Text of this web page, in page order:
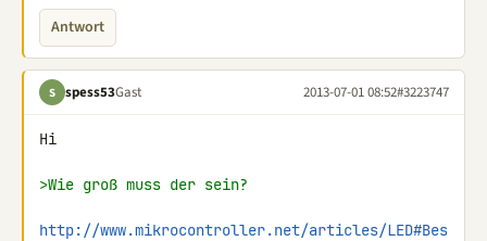
Antwort
S spess53Gast 2013-07-01 08:52#3223747
Hi
>Wie groß muss der sein?
http://www.mikrocontroller.net/articles/LED#Bes